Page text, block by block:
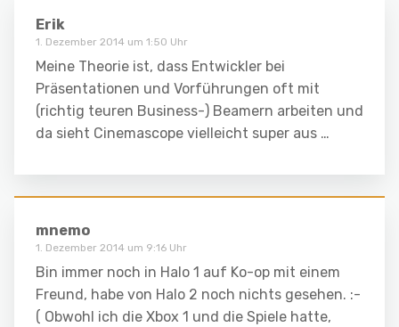
Erik
1. Dezember 2014 um 1:50 Uhr
Meine Theorie ist, dass Entwickler bei
Präsentationen und Vorführungen oft mit
(richtig teuren Business-) Beamern arbeiten und
da sieht Cinemascope vielleicht super aus …
mnemo
1. Dezember 2014 um 9:16 Uhr
Bin immer noch in Halo 1 auf Ko-op mit einem
Freund, habe von Halo 2 noch nichts gesehen. :-
( Obwohl ich die Xbox 1 und die Spiele hatte,